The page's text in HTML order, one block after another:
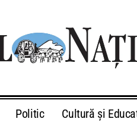
Politic Cultură și